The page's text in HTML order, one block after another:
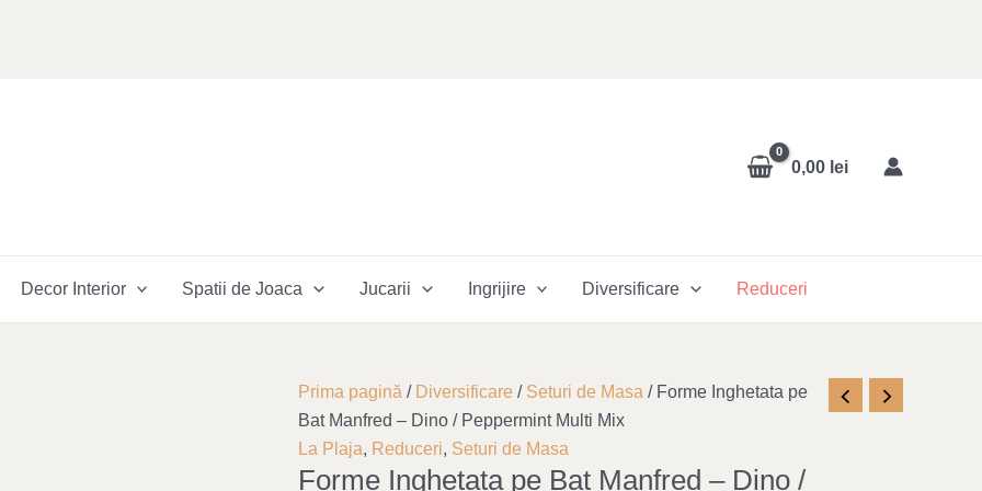
0,00 lei
Decor Interior Spatii de Joaca Jucarii Ingrijire Diversificare Reduceri
Prima pagină / Diversificare / Seturi de Masa / Forme Inghetata pe
Bat Manfred – Dino / Peppermint Multi Mix
La Plaja, Reduceri, Seturi de Masa
Forme Inghetata pe Bat Manfred – Dino /
Original
price
was:
167,00 lei.
Current
price
is:
83,00 lei.
Cantitate
Forme
Inghetata
pe